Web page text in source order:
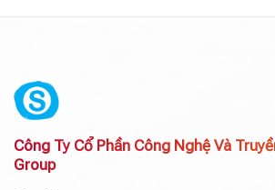
Công Ty Cổ Phần Công Nghệ Và
Group